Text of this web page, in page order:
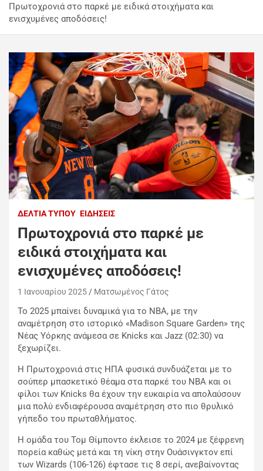
Πρωτοχρονιά στο παρκέ με ειδικά στοιχήματα και
ενισχυμένες αποδόσεις!
ΔΕΛΤΊΑ ΤΎΠΟΥ ΕΙΔΉΣΕΙΣ
Πρωτοχρονιά στο παρκέ με
ειδικά στοιχήματα και
ενισχυμένες αποδόσεις!
1 Ιανουαρίου 2025 Ματσωμένος Γάτος
Το 2025 μπαίνει δυναμικά για το ΝΒΑ, με την
αναμέτρηση στο ιστορικό «Madison Square Garden» της
Νέας Υόρκης ανάμεσα σε Knicks και Jazz (02:30) να
ξεχωρίζει.
Η Πρωτοχρονιά στις ΗΠΑ φυσικά συνδυάζεται με το
σούπερ μπασκετικό θέαμα στα παρκέ του ΝΒΑ και οι
φίλοι των Knicks θα έχουν την ευκαιρία να απολαύσουν
μια πολύ ενδιαφέρουσα αναμέτρηση στο πιο θρυλικό
γήπεδο του πρωταθλήματος.
Η ομάδα του Τομ Θίμποντο έκλεισε το 2024 με ξέφρενη
πορεία καθώς μετά και τη νίκη στην Ουάσινγκτον επί
των Wizards (106-126) έφτασε τις 8 σερί, ανεβαίνοντας